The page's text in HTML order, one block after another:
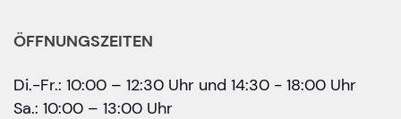
ÖFFNUNGSZEITEN
Di.-Fr.: 10:00 – 12:30 Uhr und 14:30 - 18:00 Uhr
Sa.: 10:00 – 13:00 Uhr